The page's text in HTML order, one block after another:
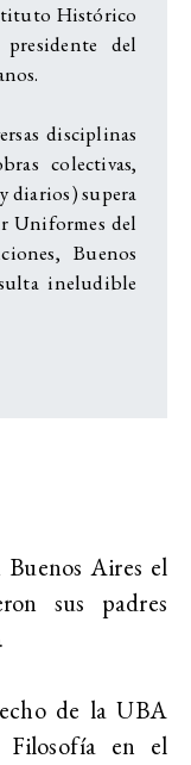
Histórico
del
disciplinas
colectivas,
diarios) supera
Uniformes del
Buenos
ineludible
Aires el
sus padres
de la UBA
Filosofía en el